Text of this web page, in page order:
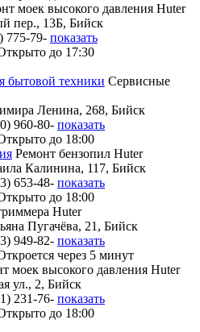
моек высокого давления Huter
пер., 13Б, Бийск
775-79- показать
до 17:30
бытовой техники Сервисные
Ленина, 268, Бийск
960-80- показать
до 18:00
Ремонт бензопил Huter
Калинина, 117, Бийск
653-48- показать
до 18:00
Huter
Пугачёва, 21, Бийск
949-82- показать
через 5 минут
моек высокого давления Huter
ул., 2, Бийск
231-76- показать
до 18:00